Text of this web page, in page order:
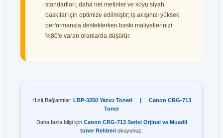
standartları, daha net metinler ve koyu siyah
baskılar için optimize edilmiştir; iş akışınızı yüksek
performansla desteklerken baskı maliyetlerinizi
%80'e varan oranlarda düşürür.
Hızlı Bağlantılar: LBP-3250 Yazıcı Toneri |
Canon CRG-713
Toner
Daha fazla bilgi için Canon CRG-713 Serisi Orjinal ve Muadil
toner Rehberi okuyunuz.